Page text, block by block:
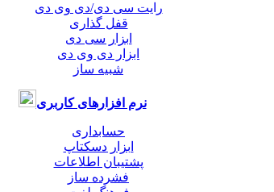
رایت سی دی/دی وی دی
قفل گذاری
ابزار سی دی
ابزار دی وی دی
شبیه ساز
نرم افزارهای کاربری
حسابداری
ابزار دسکتاپ
پشتیبان اطلاعات
فشرده ساز